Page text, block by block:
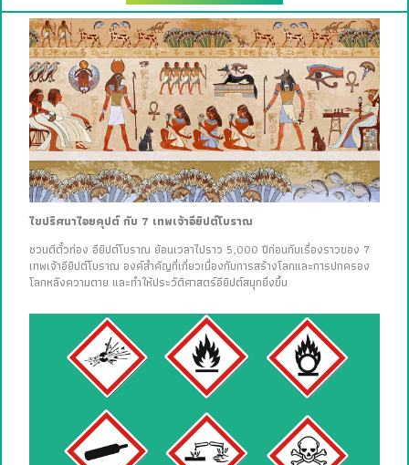
ไขปริศนาไอยคุปต์ กับ 7 เทพเจ้าอียิปต์โบราณ
ชวนตีตั๋วท่อง อียิปต์โบราณ ย้อนเวลาไปราว 5,000 ปีก่อนกับเรื่องราวของ 7
เทพเจ้าอียิปต์โบราณ องค์สำคัญที่เกี่ยวเนื่องกับการสร้างโลกและการปกครอง
โลกหลังความตาย และทำให้ประวัติศาสตร์อียิปต์สนุกยิ่งขึ้น